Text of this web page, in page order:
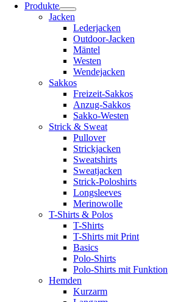
Produkte
Jacken
Lederjacken
Outdoor-Jacken
Mäntel
Westen
Wendejacken
Sakkos
Freizeit-Sakkos
Anzug-Sakkos
Sakko-Westen
Strick & Sweat
Pullover
Strickjacken
Sweatshirts
Sweatjacken
Strick-Poloshirts
Longsleeves
Merinowolle
T-Shirts & Polos
T-Shirts
T-Shirts mit Print
Basics
Polo-Shirts
Polo-Shirts mit Funktion
Hemden
Kurzarm